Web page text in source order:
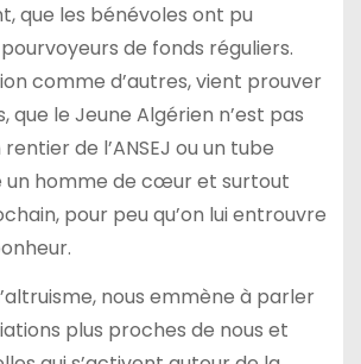
que les bénévoles ont pu
de fonds réguliers.
comme d’autres, vient prouver
que le Jeune Algérien n’est pas
de l’ANSEJ ou un tube
un homme de cœur et surtout
pour peu qu’on lui entrouvre
nous emmène à parler
plus proches de nous et